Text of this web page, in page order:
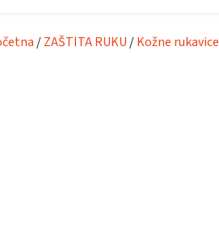
/ZAŠTITA RUKU /Kožne rukavice